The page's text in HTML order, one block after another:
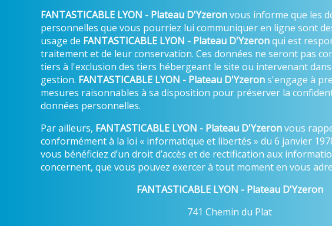
FANTASTICABLE LYON - Plateau D'Yzeronvous informe que les
personnelles que vous pourriez lui communiquer en ligne sont
usage de FANTASTICABLE LYON - Plateau D'Yzeronqui est
traitement et de leur conservation. Ces données ne seront pas
tiers à l'exclusion des tiers hébergeant le site ou intervenant
gestion. FANTASTICABLE LYON - Plateau D'Yzerons'engage à
mesures raisonnables à sa disposition pour préserver la
données personnelles.
Par ailleurs, FANTASTICABLE LYON - Plateau D'Yzeronvous
conformément à la loi « informatique et libertés » du 6 janvier
vous bénéficiez d’un droit d’accès et de rectification aux
concernent, que vous pouvez exercer à tout moment en vous
FANTASTICABLE LYON - Plateau D'Yzeron
741 Chemin du Plat